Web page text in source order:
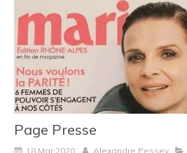
Page Presse
18 Mar 2020 Alexandre Pessey